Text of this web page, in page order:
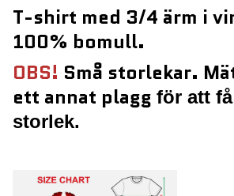
T-shirt med 3/4 ärm i
100% bomull.
OBS! Små storlekar.
ett annat plagg för att
storlek.